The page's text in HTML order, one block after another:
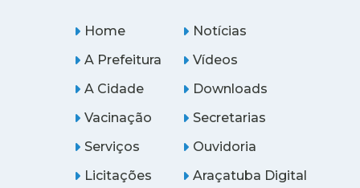
Home
A Prefeitura
A Cidade
Notícias
Vídeos
Downloads
Vacinação
Serviços
Licitações
Secretarias
Ouvidoria
Araçatuba Digital